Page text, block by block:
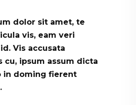
dolor sit amet, te
vis, eam veri
Vis accusata
cu, ipsum assum dicta
in doming fierent